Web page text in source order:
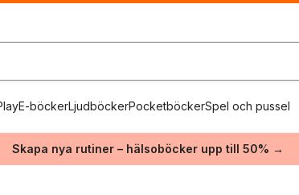
E-böckerLjudböckerPocketböckerSpel och pussel
Skapa nya rutiner – hälsoböcker upp till 50% →